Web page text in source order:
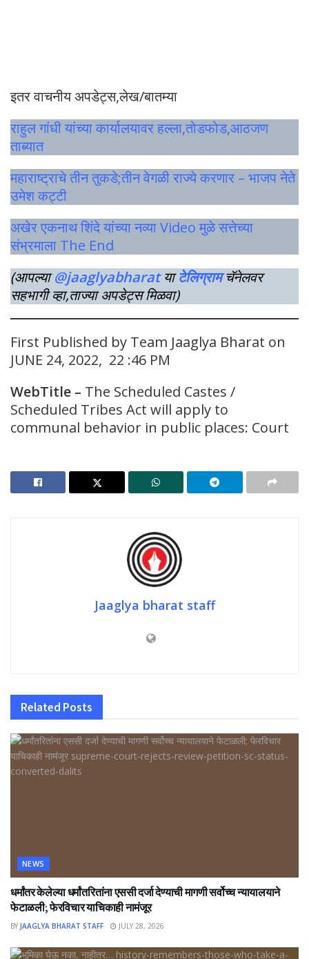
इतर वाचनीय अपडेट्स,लेख/बातम्या
राहुल गांधी यांच्या कार्यालयावर हल्ला,तोडफोड,आठजण
ताब्यात
महाराष्ट्राचे तीन तुकडे;तीन वेगळी राज्ये करणार – भाजप नेते
उमेश कट्टी
अखेर एकनाथ शिंदे यांच्या नव्या Video मुळे सत्तेच्या
संभ्रमाला The End
(आपल्या@jaaglyabharat याटेलिग्राम चॅनेलवर
सहभागी व्हा,ताज्या अपडेट्स मिळवा)
First Published by Team Jaaglya Bharat on
JUNE 24, 2022, 22 :46 PM
WebTitle – The Scheduled Castes /
Scheduled Tribes Act will apply to
communal behavior in public places: Court
Jaaglya bharat staff
Related Posts
NEWS
धर्मांतर केलेल्या धर्मांतरितांना एससी दर्जा देण्याची मागणी सर्वोच्च न्यायालयाने
फेटाळली; फेरविचार याचिकाही नामंजूर
BY JAAGLYA BHARAT STAFF JULY 28, 2026